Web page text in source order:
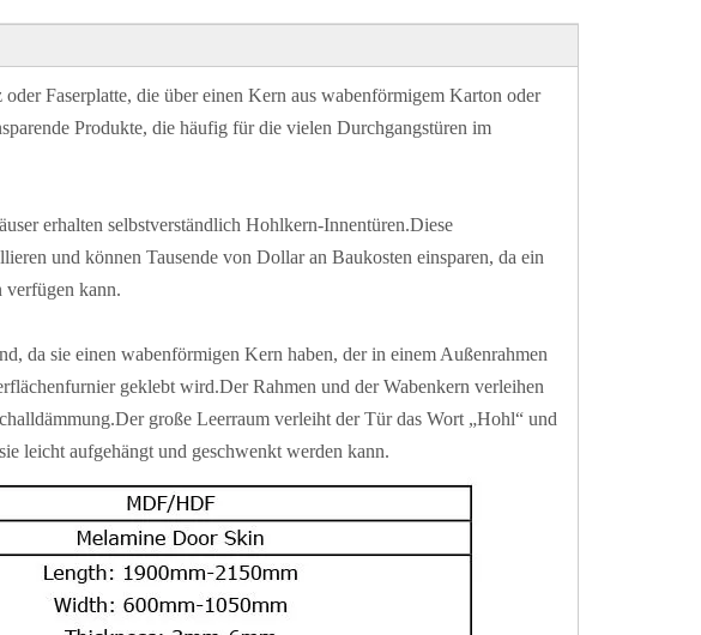
Faserplatte, die über einen Kern aus wabenförmigem Karton oder
Produkte, die häufig für die vielen Durchgangstüren im
erhalten selbstverständlich Hohlkern-Innentüren.Diese
und können Tausende von Dollar an Baukosten einsparen, da ein
verfügen kann.
da sie einen wabenförmigen Kern haben, der in einem Außenrahmen
geklebt wird.Der Rahmen und der Wabenkern verleihen
große Leerraum verleiht der Tür das Wort „Hohl“ und
leicht aufgehängt und geschwenkt werden kann.